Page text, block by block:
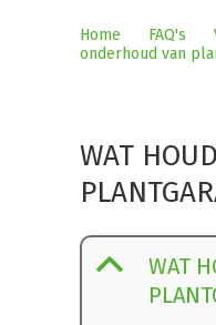
Home FAQ's
onderhoud van
WAT
B
WAT